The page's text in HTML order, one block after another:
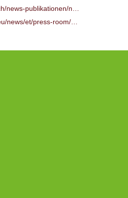
news-publikationen/n…
news/et/press-room/…